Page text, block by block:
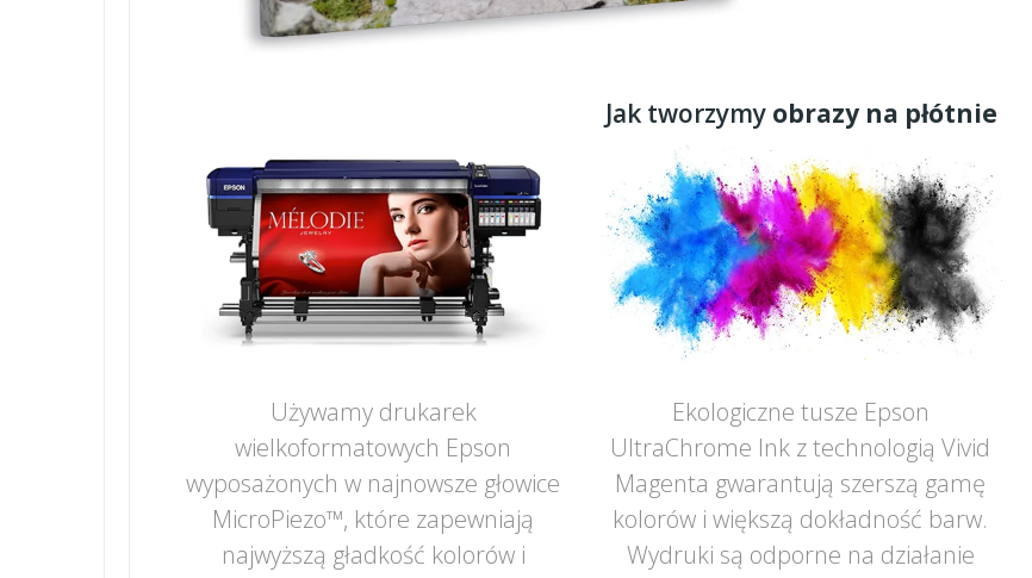
Jak tworzymyobrazy na płótnie
Używamy drukarek
wielkoformatowych Epson
wyposażonych w najnowsze głowice
MicroPiezo™, które zapewniają
najwyższą gładkość kolorów i
Ekologiczne tusze Epson
UltraChrome Ink z technologią Vivid
Magenta gwarantują szerszą gamę
kolorów i większą dokładność barw.
Wydruki są odporne na działanie